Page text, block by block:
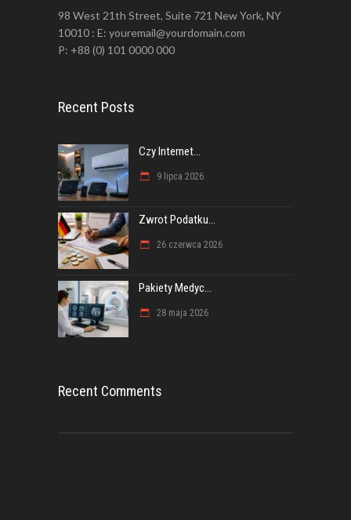
98 West 21th Street, Suite 721 New York, NY
10010 : E: youremail@yourdomain.com
P: +88 (0) 101 0000 000
Recent Posts
Czy Internet...
9 lipca 2026
Zwrot Podatku...
26 czerwca 2026
Pakiety Medyc...
28 maja 2026
Recent Comments